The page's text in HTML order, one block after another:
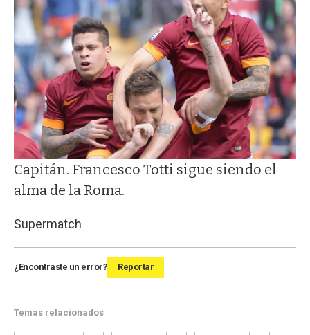
Capitán. Francesco Totti sigue siendo el
alma de la Roma.
Supermatch
¿Encontraste un error? Reportar
Temas relacionados